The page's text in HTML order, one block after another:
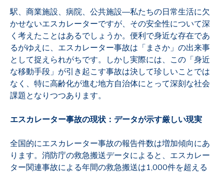
駅、商業施設、病院、公共施設—私たちの日常生活に欠
かせないエスカレーターですが、その安全性について深
く考えたことはあるでしょうか。便利で身近な存在であ
るがゆえに、エスカレーター事故は「まさか」の出来事
として捉えられがちです。しかし実際には、この「身近
な移動手段」が引き起こす事故は決して珍しいことでは
なく、特に高齢化が進む地方自治体にとって深刻な社会
課題となりつつあります。
エスカレーター事故の現状：データが示す厳しい現実
全国的にエスカレーター事故の報告件数は増加傾向にあ
ります。消防庁の救急搬送データによると、エスカレー
ター関連事故による年間の救急搬送は1,000件を超える